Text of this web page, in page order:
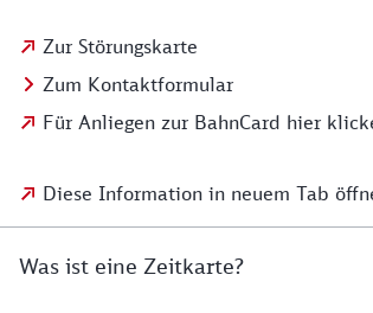
Zur Störungskarte
Zum Kontaktformular
Für Anliegen zur BahnCard hier
Diese Information in neuem Tab
Was ist eine Zeitkarte?